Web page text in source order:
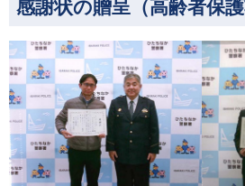
感謝状の贈呈（高齢者保護